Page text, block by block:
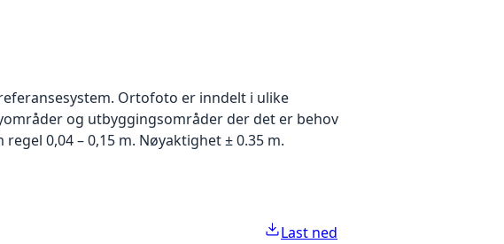
Ortofoto er inndelt i ulike
og utbyggingsområder der det er behov
0,04 – 0,15 m. Nøyaktighet ± 0.35 m.
Last ned